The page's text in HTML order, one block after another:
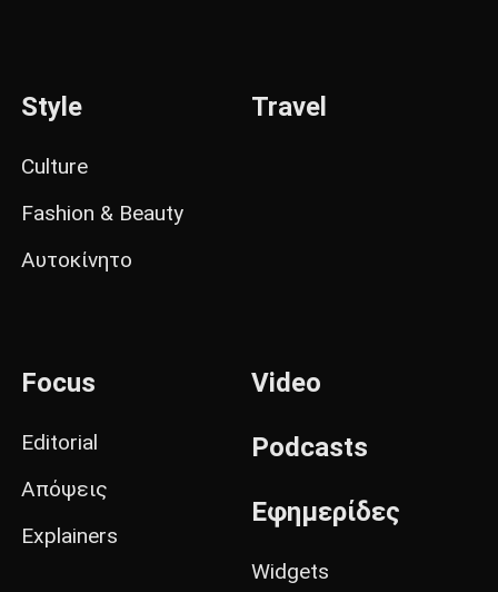
Style
Culture
Fashion & Beauty
Αυτοκίνητο
Travel
Focus
Editorial
Απόψεις
Explainers
Video
Podcasts
Εφημερίδες
Widgets